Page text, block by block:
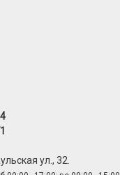
ул., 32.